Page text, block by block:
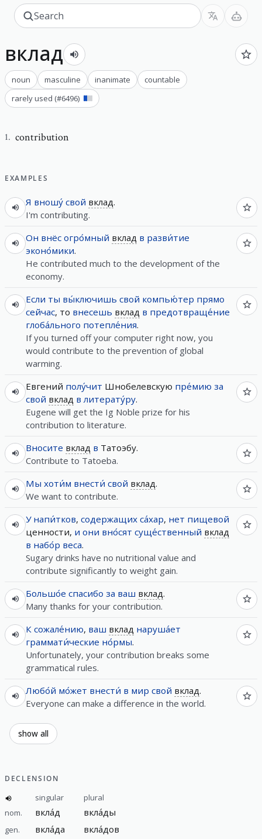
вклад
noun masculine inanimate
countable
rarely used (#6496)
1. contribution
EXAMPLES
Я вношу́ свой вклад.
I'm contributing.
Он внёс огро́мный вклад в разви́тие
эконо́мики.
He contributed much to the development of the
economy.
Если ты вы́ключишь свой компью́тер прямо
сейчас, то внесешь вклад в предотвраще́ние
глоба́льного потепле́ния.
If you turned off your computer right now, you
would contribute to the prevention of global
warming.
Евгений полу́чит Шнобелевскую пре́мию за
свой вклад в литерату́ру.
Eugene will get the Ig Noble prize for his
contribution to literature.
Вносите вклад в Татоэбу.
Contribute to Tatoeba.
Мы хоти́м внести́ свой вклад.
We want to contribute.
У напи́тков, содержащих са́хар, нет пищевой
ценности, и они вно́сят суще́ственный вклад
в набо́р веса.
Sugary drinks have no nutritional value and
contribute significantly to weight gain.
Большо́е спасибо за ваш вклад.
Many thanks for your contribution.
К сожале́нию, ваш вклад наруша́ет
граммати́ческие но́рмы.
Unfortunately, your contribution breaks some
grammatical rules.
Любо́й мо́жет внести́ в мир свой вклад.
Everyone can make a difference in the world.
show all
DECLENSION
singular
plural
nom.
вкла́д вкла́ды
gen. вкла́да вкла́дов